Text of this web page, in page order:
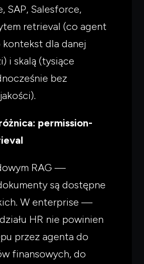
SAP, Salesforce,
retrieval (co agent
kontekst dla danej
i skalą (tysiące
bez
permission-
RAG —
są dostępne
W enterprise —
HR nie powinien
przez agenta do
finansowych, do